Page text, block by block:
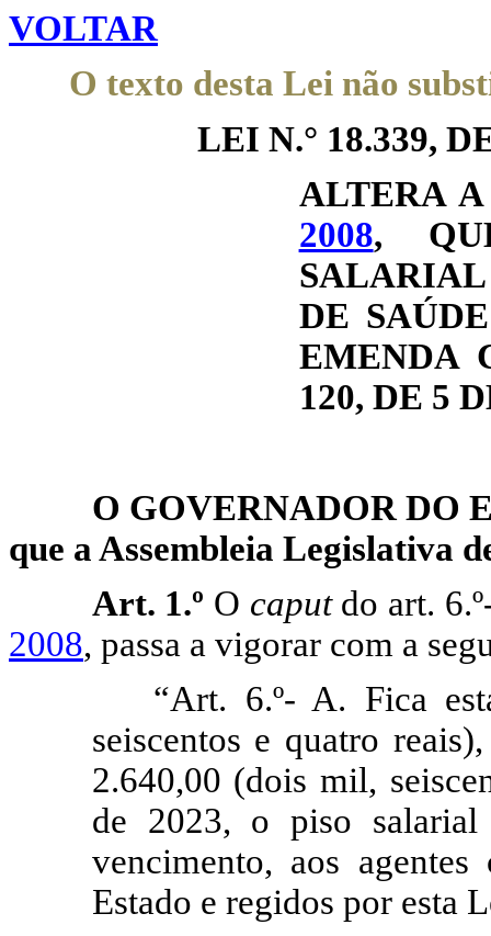
VOLTAR
O texto desta Lei não
LEI N.° 18.339,
ALTERA
2008,
DE
EMENDA
120, DE 5
O GOVERNADOR DO
que a Assembleia Legislativa
Art. 1.º O caputdo art.
2008, passa a vigorar com a
“Art. 6.º- A. Fica
seiscentos e quatro
2.640,00 (dois mil,
de 2023, o piso
vencimento, aos
Estado e regidos por esta